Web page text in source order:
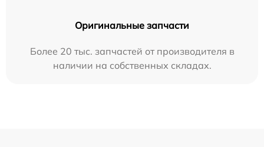
Оригинальные запчасти
Более 20 тыс. запчастей от производителя в
наличии на собственных складах.